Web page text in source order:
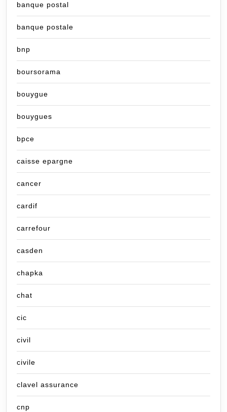
banque postal
banque postale
bnp
boursorama
bouygue
bouygues
bpce
caisse epargne
cancer
cardif
carrefour
casden
chapka
chat
cic
civil
civile
clavel assurance
cnp